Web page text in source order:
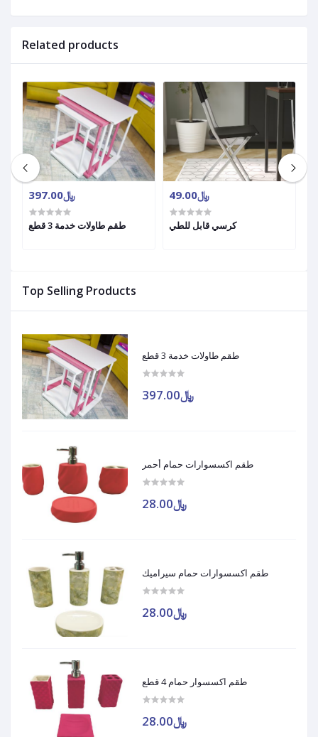
Top Selling Products
طقم طاولات خدمة 3 قطع
﷼397.00
طقم اكسسوارات حمام أحمر
﷼28.00
طقم اكسسوارات حمام سيراميك
﷼28.00
طقم اكسسوار حمام 4 قطع
﷼28.00
Related products
﷼397.00
طقم طاولات خدمة 3 قطع
﷼49.00
كرسي قابل للطي